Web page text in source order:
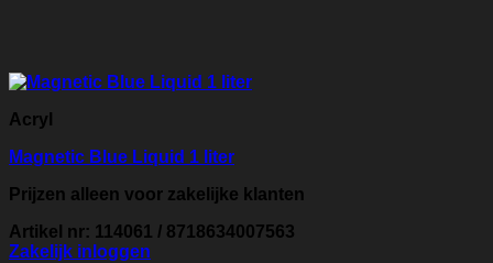
Acryl
Magnetic Blue Liquid 1 liter
Prijzen alleen voor zakelijke klanten
Artikel nr: 114061 / 8718634007563
Zakelijk inloggen